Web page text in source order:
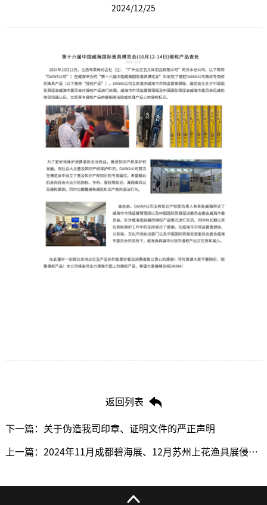
2024/12/25
返回列表
下一篇：关于伪造我司印章、证明文件的严正声明
上一篇：2024年11月成都碧海展、12月苏州上花渔具展侵权查处-